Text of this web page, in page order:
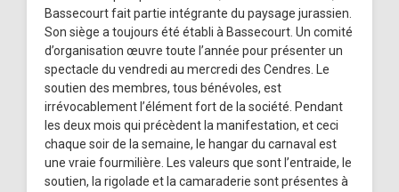
Bassecourt fait partie intégrante du paysage jurassien.
Son siège a toujours été établi à Bassecourt. Un comité
d’organisation œuvre toute l’année pour présenter un
spectacle du vendredi au mercredi des Cendres. Le
soutien des membres, tous bénévoles, est
irrévocablement l’élément fort de la société. Pendant
les deux mois qui précèdent la manifestation, et ceci
chaque soir de la semaine, le hangar du carnaval est
une vraie fourmilière. Les valeurs que sont l’entraide, le
soutien, la rigolade et la camaraderie sont présentes à